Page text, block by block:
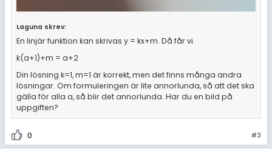
Laguna skrev:
En linjär funktion kan skrivas y = kx+m. Då får vi
k(a+1)+m = a+2
Din lösning k=1, m=1 är korrekt, men det finns många andra
lösningar. Om formuleringen är lite annorlunda, så att det ska
gälla för alla a, så blir det annorlunda. Har du en bild på
uppgiften?
0 #3